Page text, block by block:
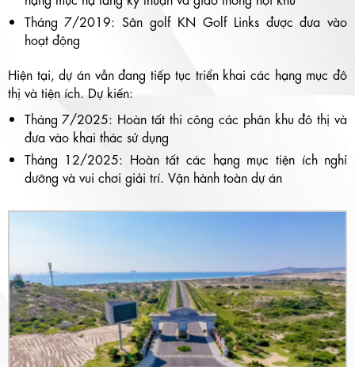
Tháng 7/2019: Sân golf KN Golf Links được đưa vào
hoạt động
Hiện tại, dự án vẫn đang tiếp tục triển khai các hạng mục đô
thị và tiện ích. Dự kiến:
Tháng 7/2025: Hoàn tất thi công các phân khu đô thị và
đưa vào khai thác sử dụng
Tháng 12/2025: Hoàn tất các hạng mục tiện ích nghỉ
dưỡng và vui chơi giải trí. Vận hành toàn dự án